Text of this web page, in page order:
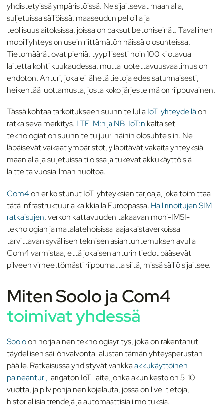
yhdistetyissä ympäristöissä. Ne sijaitsevat maan alla,
suljetuissa säiliöissä, maaseudun pelloilla ja
teollisuuslaitoksissa, joissa on paksut betoniseinät. Tavallinen
mobiiliyhteys on usein riittämätön näissä olosuhteissa.
Tietomäärät ovat pieniä, tyypillisesti noin 100 kilotavua
laitetta kohti kuukaudessa, mutta luotettavuusvaatimus on
ehdoton. Anturi, joka ei lähetä tietoja edes satunnaisesti,
heikentää luottamusta, josta koko järjestelmä on riippuvainen.
Tässä kohtaa tarkoitukseen suunnitellulla IoT-yhteydelläon
ratkaiseva merkitys. LTE-M:n ja NB-IoT:n kaltaiset
teknologiat on suunniteltu juuri näihin olosuhteisiin. Ne
läpäisevät vaikeat ympäristöt, ylläpitävät vakaita yhteyksiä
maan alla ja suljetuissa tiloissa ja tukevat akkukäyttöisiä
laitteita vuosia ilman huoltoa.
Com4on erikoistunut IoT-yhteyksien tarjoaja, joka toimittaa
tätä infrastruktuuria kaikkialla Euroopassa. Hallinnoitujen SIM-
ratkaisujen, verkon kattavuuden takaavan moni-IMSI-
teknologian ja matalatehoisissa laajakaistaverkoissa
tarvittavan syvällisen teknisen asiantuntemuksen avulla
Com4 varmistaa, että jokaisen anturin tiedot pääsevät
pilveen virheettömästi riippumatta siitä, missä säiliö sijaitsee.
Miten Soolo ja Com4
toimivat yhdessä
Sooloon norjalainen teknologiayritys, joka on rakentanut
täydellisen säiliönvalvonta-alustan tämän yhteysperustan
päälle. Ratkaisussa yhdistyvät vankkaakkukäyttöinen
paineanturi, langaton IoT-laite, jonka akun kesto on 5-10
vuotta, ja pilvipohjainen kojelauta, jossa on live-tietoja,
historiallisia trendejä ja automaattisia ilmoituksia.